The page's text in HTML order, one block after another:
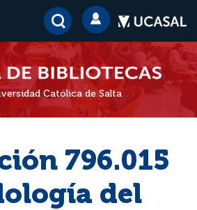
Católica de Salta
796.015
del